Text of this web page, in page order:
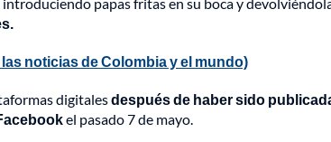
noticias de Colombia y el mundo)
digitalesdespués de haber sido
el pasado 7 de mayo.